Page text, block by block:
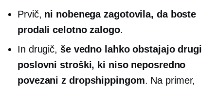
Prvič, ni nobenega zagotovila, da boste
prodali celotno zalogo.
In drugič, še vedno lahko obstajajo drugi
poslovni stroški, ki niso neposredno
povezani z dropshippingom. Na primer,